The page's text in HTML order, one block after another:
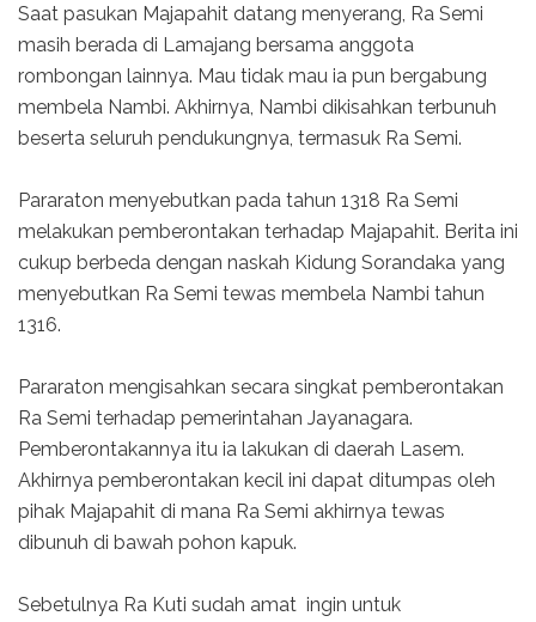
Saat pasukan Majapahit datang menyerang, Ra Semi
masih berada di Lamajang bersama anggota
rombongan lainnya. Mau tidak mau ia pun bergabung
membela Nambi. Akhirnya, Nambi dikisahkan terbunuh
beserta seluruh pendukungnya, termasuk Ra Semi.
Pararaton menyebutkan pada tahun 1318 Ra Semi
melakukan pemberontakan terhadap Majapahit. Berita ini
cukup berbeda dengan naskah Kidung Sorandaka yang
menyebutkan Ra Semi tewas membela Nambi tahun
1316.
Pararaton mengisahkan secara singkat pemberontakan
Ra Semi terhadap pemerintahan Jayanagara.
Pemberontakannya itu ia lakukan di daerah Lasem.
Akhirnya pemberontakan kecil ini dapat ditumpas oleh
pihak Majapahit di mana Ra Semi akhirnya tewas
dibunuh di bawah pohon kapuk.
Sebetulnya Ra Kuti sudah amat ingin untuk